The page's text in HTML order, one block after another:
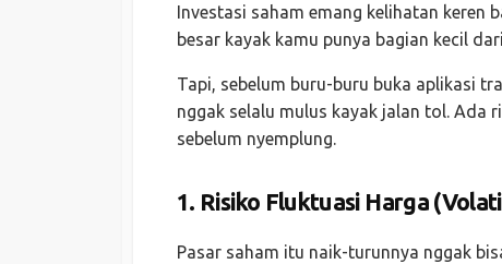
Investasi saham emang kelihatan keren
besar kayak kamu punya bagian kecil
Tapi, sebelum buru-buru buka aplikasi
nggak selalu mulus kayak jalan tol. Ada
sebelum nyemplung.
1. Risiko Fluktuasi Harga
Pasar saham itu naik-turunnya nggak